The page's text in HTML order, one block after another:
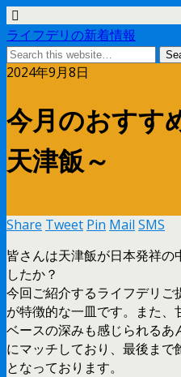
ライフデリの新着情報
2024年9月8日
今月のおすす
天津飯～
Share Tweet Pin Mail SMS
皆さんは天津飯が日本発祥
したか？
今回ご紹介するライフデリ
が特徴的な一皿です。また
ベースの深みも感じられる
にマッチしており、最後ま
となっております。